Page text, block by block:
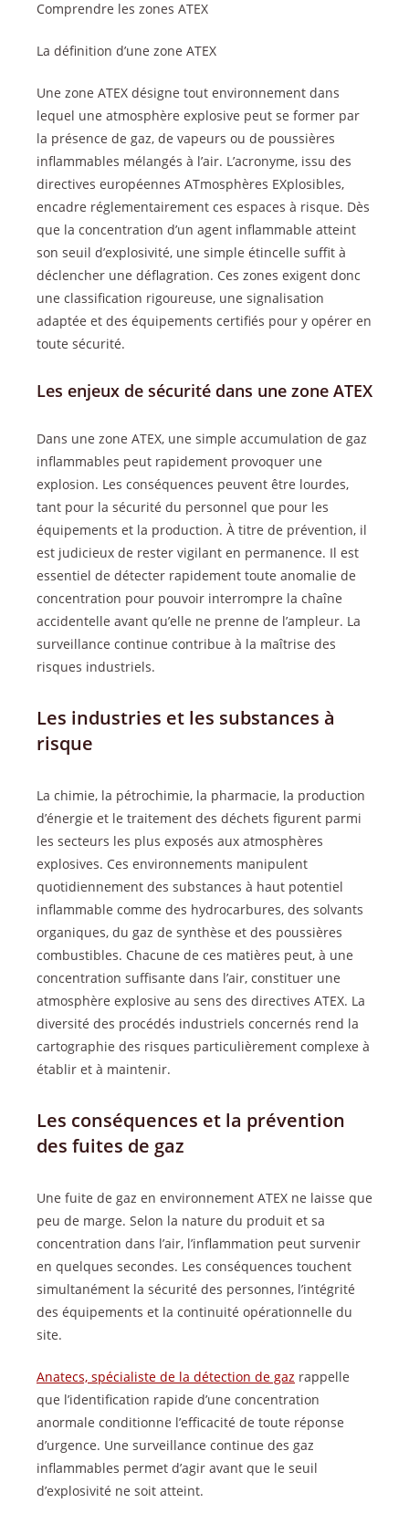
Comprendre les zones ATEX
La définition d’une zone ATEX
Une zone ATEX désigne tout environnement dans
lequel une atmosphère explosive peut se former par
la présence de gaz, de vapeurs ou de poussières
inflammables mélangés à l’air. L’acronyme, issu des
directives européennes ATmosphères EXplosibles,
encadre réglementairement ces espaces à risque. Dès
que la concentration d’un agent inflammable atteint
son seuil d’explosivité, une simple étincelle suffit à
déclencher une déflagration. Ces zones exigent donc
une classification rigoureuse, une signalisation
adaptée et des équipements certifiés pour y opérer en
toute sécurité.
Les enjeux de sécurité dans une zone ATEX
Dans une zone ATEX, une simple accumulation de gaz
inflammables peut rapidement provoquer une
explosion. Les conséquences peuvent être lourdes,
tant pour la sécurité du personnel que pour les
équipements et la production. À titre de prévention, il
est judicieux de rester vigilant en permanence. Il est
essentiel de détecter rapidement toute anomalie de
concentration pour pouvoir interrompre la chaîne
accidentelle avant qu’elle ne prenne de l’ampleur. La
surveillance continue contribue à la maîtrise des
risques industriels.
Les industries et les substances à
risque
La chimie, la pétrochimie, la pharmacie, la production
d’énergie et le traitement des déchets figurent parmi
les secteurs les plus exposés aux atmosphères
explosives. Ces environnements manipulent
quotidiennement des substances à haut potentiel
inflammable comme des hydrocarbures, des solvants
organiques, du gaz de synthèse et des poussières
combustibles. Chacune de ces matières peut, à une
concentration suffisante dans l’air, constituer une
atmosphère explosive au sens des directives ATEX. La
diversité des procédés industriels concernés rend la
cartographie des risques particulièrement complexe à
établir et à maintenir.
Les conséquences et la prévention
des fuites de gaz
Une fuite de gaz en environnement ATEX ne laisse que
peu de marge. Selon la nature du produit et sa
concentration dans l’air, l’inflammation peut survenir
en quelques secondes. Les conséquences touchent
simultanément la sécurité des personnes, l’intégrité
des équipements et la continuité opérationnelle du
site.
Anatecs, spécialiste de la détection de gaz rappelle
que l’identification rapide d’une concentration
anormale conditionne l’efficacité de toute réponse
d’urgence. Une surveillance continue des gaz
inflammables permet d’agir avant que le seuil
d’explosivité ne soit atteint.